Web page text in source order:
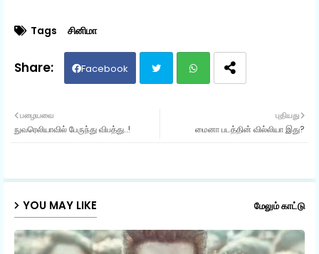
Tags சினிமா
Facebook
ats
புதியது
மைனா படத்தின் வில்லியா இது?
பழையவை
நுவரெலியாவில் பேருந்து விபத்து..!
YOU MAY LIKE மேலும் காட்டு